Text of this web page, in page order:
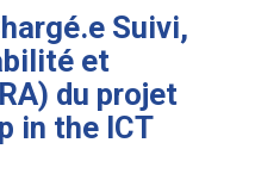
Suivi,
et
du projet
in the ICT